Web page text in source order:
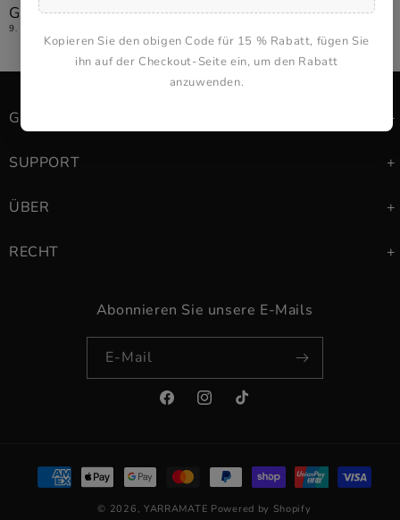
Grillgeheimnisse für den Sommer: 7 fettarme Rez...
9. JUNI 2025
GESCHÄFT
SUPPORT
ÜBER
RECHT
Abonnieren Sie unsere E-Mails
E-Mail
FacebookInstagramTikTok
Zahlungsmethoden
© 2026, YARRAMATE Powered by Shopify
Kopieren Sie den obigen Code für 15 % Rabatt, fügen Sie
ihn auf der Checkout-Seite ein, um den Rabatt
anzuwenden.